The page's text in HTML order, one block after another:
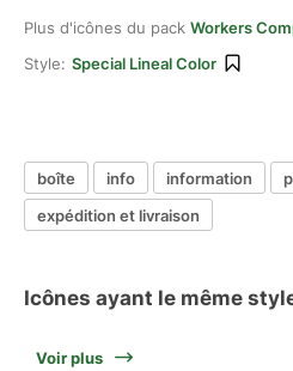
Plus d'icônes du pack Workers
Style: Special Lineal Color
boîte info information
expédition et livraison
Icônes ayant le même
Voir plus